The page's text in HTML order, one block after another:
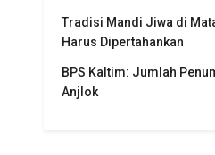
Tradisi Mandi Jiwa di
Harus Dipertahankan
BPS Kaltim: Jumlah
Anjlok